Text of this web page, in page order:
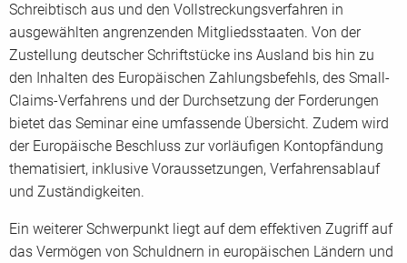
Schreibtisch aus und den Vollstreckungsverfahren in
ausgewählten angrenzenden Mitgliedsstaaten. Von der
Zustellung deutscher Schriftstücke ins Ausland bis hin zu
den Inhalten des Europäischen Zahlungsbefehls, des Small-
Claims-Verfahrens und der Durchsetzung der Forderungen
bietet das Seminar eine umfassende Übersicht. Zudem wird
der Europäische Beschluss zur vorläufigen Kontopfändung
thematisiert, inklusive Voraussetzungen, Verfahrensablauf
und Zuständigkeiten.
Ein weiterer Schwerpunkt liegt auf dem effektiven Zugriff auf
das Vermögen von Schuldnern in europäischen Ländern und